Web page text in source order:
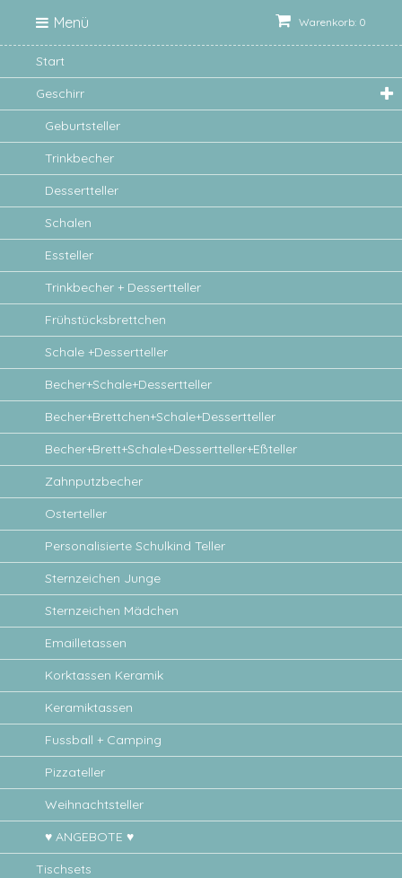
Warenkorb: 0
Menü
Start
Geschirr
Geburtsteller
Trinkbecher
Dessertteller
Schalen
Essteller
Trinkbecher + Dessertteller
Frühstücksbrettchen
Schale +Dessertteller
Becher+Schale+Dessertteller
Becher+Brettchen+Schale+Dessertteller
Becher+Brett+Schale+Dessertteller+Eßteller
Zahnputzbecher
Osterteller
Personalisierte Schulkind Teller
Sternzeichen Junge
Sternzeichen Mädchen
Emailletassen
Korktassen Keramik
Keramiktassen
Fussball + Camping
Pizzateller
Weihnachtsteller
♥ ANGEBOTE ♥
Tischsets